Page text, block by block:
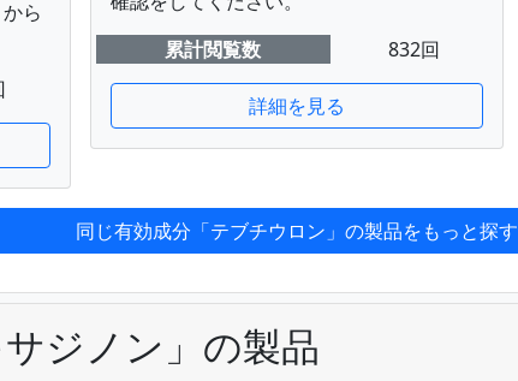
ら
累計閲覧数
832回
詳細を見る
同じ有効成分「テブチウロン」の製品をもっと探す
ジノン」の製品